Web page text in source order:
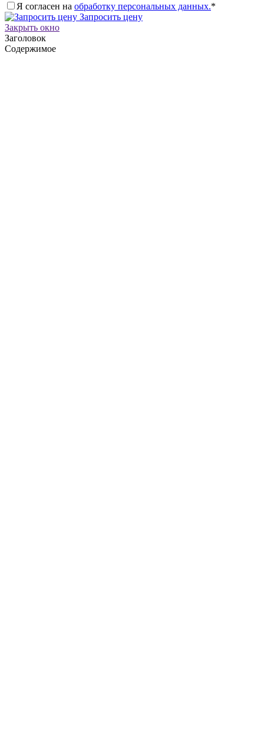
Я согласен на обработку персональных данных.*
Запросить цену
Закрыть окно
Заголовок
Содержимое